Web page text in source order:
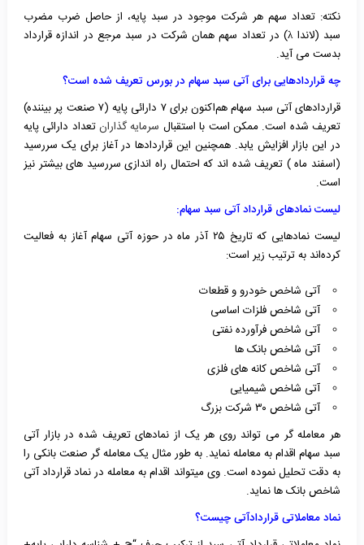
نکته: تعداد سهم هر شرکت موجود در سبد پایه، از حاصل ضرب مضرب
سبد (لاندا λ) در تعداد سهم همان شرکت در سبد مرجع در اندازه قرارداد
بدست می آید.
چه قراردادهایی برای آتی سبد سهام در بورس تعریف شده است؟
قراردادهای آتی سبد سهام هم‌اکنون برای ۷ دارائی پایه (۷ صنعت پر بیننده)
تعریف شده است. ممکن است با استقبال سرمایه گذارانتعداد دارائی پایه
در این بازار افزایش یابد. همچنین این قراردادها در آغاز برای یک سررسید
(اسفند ماه ) تعریف شده اند که احتمال راه اندازی سررسید های بیشتر نیز
است.
لیست نمادهای قرارداد آتی سبد سهام:
لیست نمادهایی که تاریخ ۲۵ آذر ماه در حوزه آتی سهام آغاز به فعالیت
کرده‌اند به ترتیب زیر است:
آتی شاخص خودرو و قطعات
آتی شاخص فلزات اساسی
آتی شاخص فرآورده نفتی
آتی شاخص بانک ها
آتی شاخص کانه های فلزی
آتی شاخص شیمیایی
آتی شاخص ۳۰ شرکت بزرگ
هر معامله گر می تواند روی هر یک از نمادهای تعریف شده در بازار آتی
سبد سهام اقدام به معامله نماید. به طور مثال یک معامله گر صنعت بانکی را
به دقت تحلیل نموده است. وی میتواند اقدام به معامله در نماد قرارداد آتی
شاخص بانک ها نماید.
نماد معاملاتی قراردادآتی چیست؟